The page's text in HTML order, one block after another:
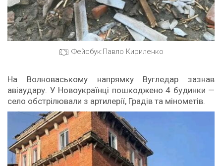
Фейсбук:Павло Кириленко
На Волноваському напрямку Вугледар зазнав
авіаудару. У Новоукраїнці пошкоджено 4 будинки —
село обстрілювали з артилерії, Градів та мінометів.